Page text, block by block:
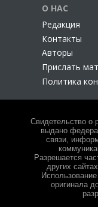
О НАС
Редакция
Контакты
Авторы
Прислать
Политика
Свидетельство
выдано
связи,
Разрешается
других
оригинала